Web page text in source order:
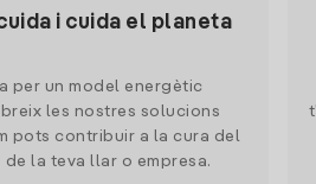
i cuida el planeta
per un model energètic
les nostres solucions
pots contribuir a la cura del
de la teva llar o empresa.